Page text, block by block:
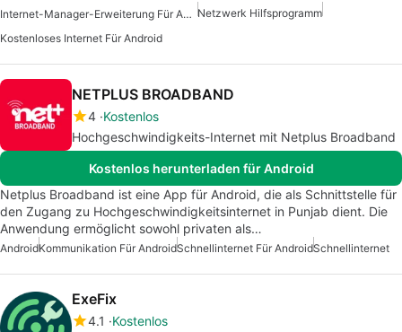
Internet-Manager-Erweiterung Für Android Netzwerk Hilfsprogramm
Kostenloses Internet Für Android
NETPLUS BROADBAND
4 Kostenlos
Hochgeschwindigkeits-Internet mit Netplus Broadband
Kostenlos herunterladen für Android
Netplus Broadband ist eine App für Android, die als Schnittstelle für
den Zugang zu Hochgeschwindigkeitsinternet in Punjab dient. Die
Anwendung ermöglicht sowohl privaten als…
AndroidKommunikation Für AndroidSchnellinternet Für AndroidSchnellinternet
ExeFix
4.1
Kostenlos